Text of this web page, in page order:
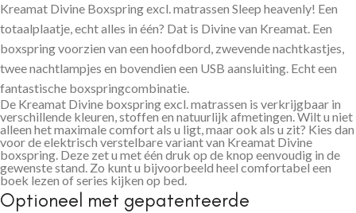
Kreamat Divine Boxspring excl. matrassen Sleep heavenly! Een
totaalplaatje, echt alles in één? Dat is Divine van Kreamat. Een
boxspring voorzien van een hoofdbord, zwevende nachtkastjes,
twee nachtlampjes en bovendien een USB aansluiting. Echt een
fantastische boxspringcombinatie.
De Kreamat Divine boxspring excl. matrassen is verkrijgbaar in
verschillende kleuren, stoffen en natuurlijk afmetingen. Wilt u niet
alleen het maximale comfort als u ligt, maar ook als u zit? Kies dan
voor de elektrisch verstelbare variant van Kreamat Divine
boxspring. Deze zet u met één druk op de knop eenvoudig in de
gewenste stand. Zo kunt u bijvoorbeeld heel comfortabel een
boek lezen of series kijken op bed.
Optioneel met gepatenteerde